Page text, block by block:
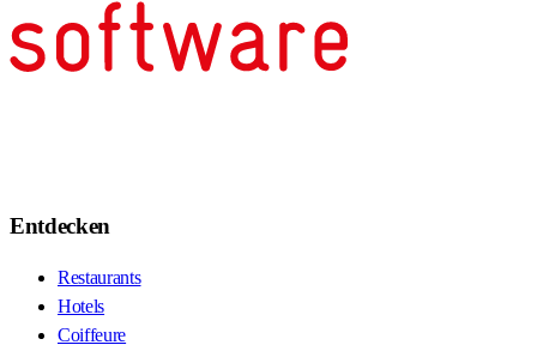
Entdecken
Restaurants
Hotels
Coiffeure